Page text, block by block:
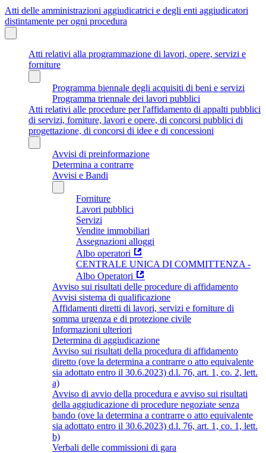
Atti delle amministrazioni aggiudicatrici e degli enti aggiudicatori
distintamente per ogni procedura
Atti relativi alla programmazione di lavori, opere, servizi e
forniture
Programma biennale degli acquisiti di beni e servizi
Programma triennale dei lavori pubblici
Atti relativi alle procedure per l'affidamento di appalti pubblici
di servizi, forniture, lavori e opere, di concorsi pubblici di
progettazione, di concorsi di idee e di concessioni
Avvisi di preinformazione
Determina a contrarre
Avvisi e Bandi
Forniture
Lavori pubblici
Servizi
Vendite immobiliari
Assegnazioni alloggi
Albo operatori
CENTRALE UNICA DI COMMITTENZA -
Albo Operatori
Avviso sui risultati delle procedure di affidamento
Avvisi sistema di qualificazione
Affidamenti diretti di lavori, servizi e forniture di
somma urgenza e di protezione civile
Informazioni ulteriori
Determina di aggiudicazione
Avviso sui risultati della procedura di affidamento
diretto (ove la determina a contrarre o atto equivalente
sia adottato entro il 30.6.2023) d.l. 76, art. 1, co. 2, lett.
a)
Avviso di avvio della procedura e avviso sui risultati
della aggiudicazione di procedure negoziate senza
bando (ove la determina a contrarre o atto equivalente
sia adottato entro il 30.6.2023) d.l. 76, art. 1, co. 1, lett.
b)
Verbali delle commissioni di gara